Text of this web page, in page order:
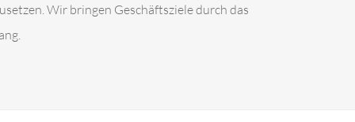
Wir bringen Geschäftsziele durch das